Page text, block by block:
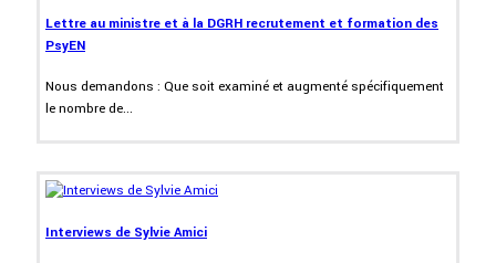
Lettre au ministre et à la DGRH recrutement et formation des
PsyEN
Nous demandons : Que soit examiné et augmenté spécifiquement
le nombre de...
Interviews de Sylvie Amici